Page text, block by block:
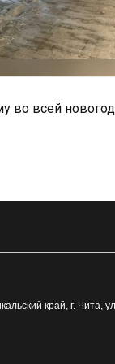
во всей
край, г. Чита,